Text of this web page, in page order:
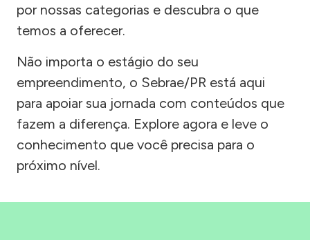
por nossas categorias e descubra o que
temos a oferecer.
Não importa o estágio do seu
empreendimento, o Sebrae/PR está aqui
para apoiar sua jornada com conteúdos que
fazem a diferença. Explore agora e leve o
conhecimento que você precisa para o
próximo nível.